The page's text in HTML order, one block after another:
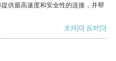
供最高速度和安全性的连接，并帮
支持[0] 反对[0]